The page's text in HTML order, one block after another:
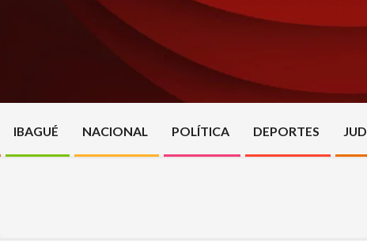
IBAGUÉ NACIONAL POLÍTICA DEPORTES